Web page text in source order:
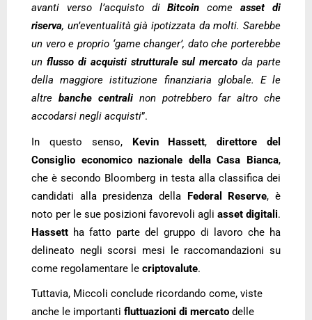
avanti verso l’acquisto diBitcoin comeasset
di
riserva, un’eventualità già ipotizzata da molti. Sarebbe
un vero e proprio ‘game changer’, dato che porterebbe
un flusso di acquisti strutturale sul mercato da parte
della maggiore istituzione finanziaria globale. E le
altre banche centrali non potrebbero far altro che
accodarsi negli acquisti”.
In questo senso, Kevin Hassett,direttore del
Consiglio economico nazionale della Casa Bianca,
che è secondo Bloomberg in testa alla classifica dei
candidati alla presidenza della Federal Reserve, è
noto per le sue posizioni favorevoli agli asset digitali.
Hassett ha fatto parte del gruppo di lavoro che ha
delineato negli scorsi mesi le raccomandazioni su
come regolamentare le criptovalute.
Tuttavia, Miccoli conclude ricordando come, viste
anche le importanti fluttuazioni di mercato delle